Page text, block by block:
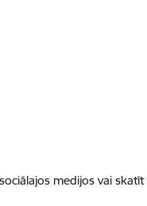
medijos vai